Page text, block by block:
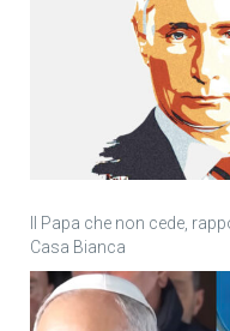
Il Papa che non cede,
Casa Bianca